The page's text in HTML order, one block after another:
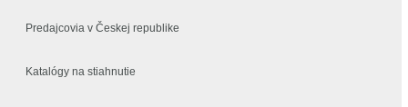
Predajcovia v Českej republike
Katalógy na stiahnutie